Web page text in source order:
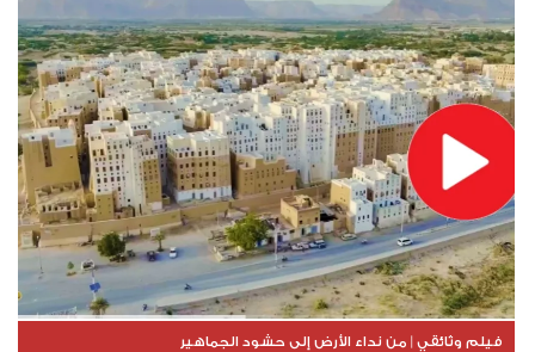
فيلم وثائقي | من نداء الأرض إلى حشود الجماهير